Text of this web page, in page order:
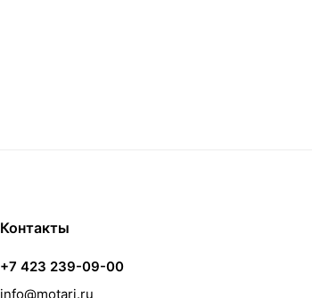
Контакты
+7 423 239-09-00
info@motari.ru